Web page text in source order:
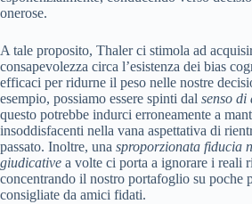
onerose.
A tale proposito, Thaler ci stimola ad
consapevolezza circa l’esistenza dei bias
efficaci per ridurne il peso nelle nostre
esempio, possiamo essere spinti dal senso di
questo potrebbe indurci erroneamente a
insoddisfacenti nella vana aspettativa di
passato. Inoltre, una sproporzionata fiducia
giudicative a volte ci porta a ignorare i reali
concentrando il nostro portafoglio su poche
consigliate da amici fidati.